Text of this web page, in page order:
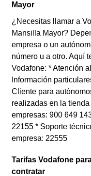
Mayor
¿Necesitas llamar a
Mansilla Mayor?
empresa o un
número u a otro. Aquí
Vodafone: * Atención
Información
Cliente para
realizadas en la
empresas: 900 649
22155 * Soporte
empresa: 22555
Tarifas Vodafone
contratar